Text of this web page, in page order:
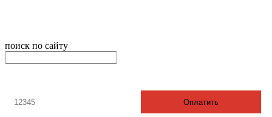
поиск по сайту
Оплатить